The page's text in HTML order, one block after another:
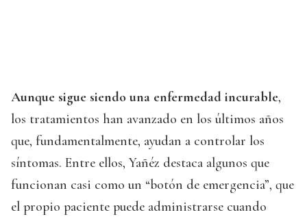
Aunque sigue siendo una enfermedad incurable,
los tratamientos han avanzado en los últimos años
que, fundamentalmente, ayudan a controlar los
síntomas. Entre ellos, Yañéz destaca algunos que
funcionan casi como un “botón de emergencia”, que
el propio paciente puede administrarse cuando